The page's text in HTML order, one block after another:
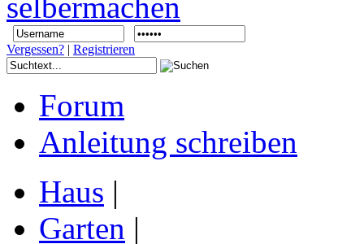
Vergessen? Registrieren
Forum
Anleitung schreiben
Haus |
Garten |